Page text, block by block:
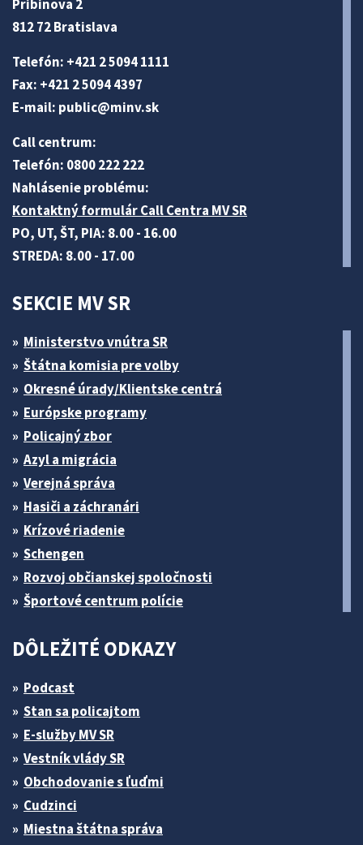
Pribinova 2
812 72 Bratislava
Telefón: +421 2 5094 1111
Fax: +421 2 5094 4397
E-mail: public@minv.sk
Call centrum:
Telefón: 0800 222 222
Nahlásenie problému:
Kontaktný formulár Call Centra MV SR
PO, UT, ŠT, PIA: 8.00 - 16.00
STREDA: 8.00 - 17.00
SEKCIE MV SR
Ministerstvo vnútra SR
Štátna komisia pre volby
Okresné úrady/Klientske centrá
Európske programy
Policajný zbor
Azyl a migrácia
Verejná správa
Hasiči a záchranári
Krízové riadenie
Schengen
Rozvoj občianskej spoločnosti
Športové centrum polície
DÔLEŽITÉ ODKAZY
Podcast
Stan sa policajtom
E-služby MV SR
Vestník vlády SR
Obchodovanie s ľuďmi
Cudzinci
Miestna štátna správa